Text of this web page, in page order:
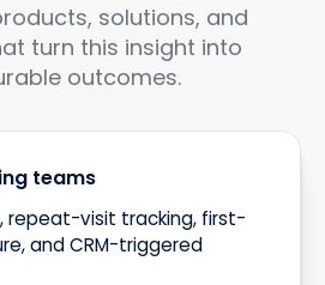
solutions, and
turn this insight into
outcomes.
teams
repeat-visit tracking, first-
and CRM-triggered